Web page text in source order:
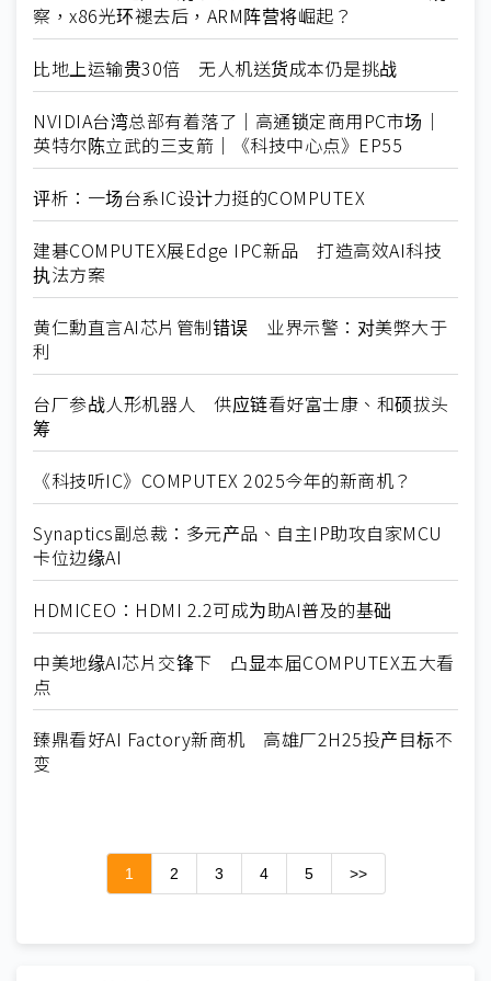
察，x86光环褪去后，ARM阵营将崛起？
比地上运输贵30倍 无人机送货成本仍是挑战
NVIDIA台湾总部有着落了｜高通锁定商用PC市场｜
英特尔陈立武的三支箭｜《科技中心点》EP55
评析：一场台系IC设计力挺的COMPUTEX
建碁COMPUTEX展Edge IPC新品 打造高效AI科技
执法方案
黄仁勳直言AI芯片管制错误 业界示警：对美弊大于
利
台厂参战人形机器人 供应链看好富士康、和硕拔头
筹
《科技听IC》COMPUTEX 2025今年的新商机？
Synaptics副总裁：多元产品、自主IP助攻自家MCU
卡位边缘AI
HDMICEO：HDMI 2.2可成为助AI普及的基础
中美地缘AI芯片交锋下 凸显本届COMPUTEX五大看
点
臻鼎看好AI Factory新商机 高雄厂2H25投产目标不
变
1 2 3 4 5 >>